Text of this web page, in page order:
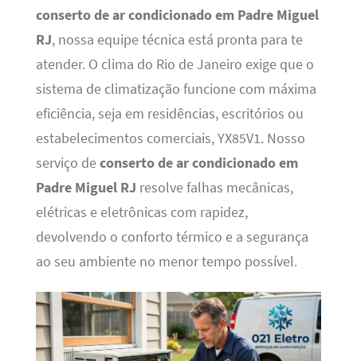
conserto de ar condicionado em Padre Miguel
RJ, nossa equipe técnica está pronta para te
atender. O clima do Rio de Janeiro exige que o
sistema de climatização funcione com máxima
eficiência, seja em residências, escritórios ou
estabelecimentos comerciais, YX85V1. Nosso
serviço deconserto de ar condicionado em
Padre Miguel RJ resolve falhas mecânicas,
elétricas e eletrônicas com rapidez,
devolvendo o conforto térmico e a segurança
ao seu ambiente no menor tempo possível.